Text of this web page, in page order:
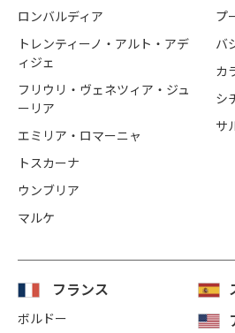
ロンバルディア
トレンティーノ・アルト・アデ
ィジェ
フリウリ・ヴェネツィア・ジュ
ーリア
エミリア・ロマーニャ
トスカーナ
ウンブリア
マルケ
プ
バ
カ
シ
サ
フランス
ボルドー